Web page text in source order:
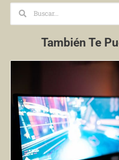
También Te